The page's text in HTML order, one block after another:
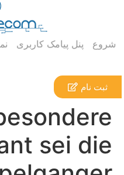
شروع پنل پیامک کاربری
ثبت نام
sei die